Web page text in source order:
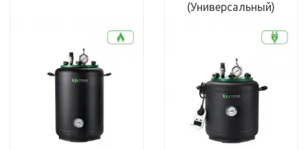
(Универсальный)